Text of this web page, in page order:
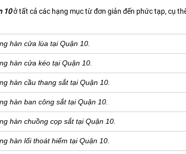
10ở tất cả các hạng mục từ đơn giản đến phức tạp, cụ
hàn cửa lùa tại Quận 10.
hàn cửa kéo tại Quận 10.
hàn cầu thang sắt tại Quận 10.
hàn ban công sắt tại Quận 10.
hàn chuồng cọp sắt tại Quận 10.
hàn lối thoát hiểm tại Quận 10.